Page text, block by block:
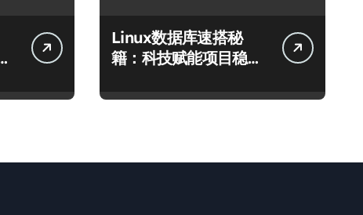
Linux数据库速搭秘
籍：科技赋能项目稳定